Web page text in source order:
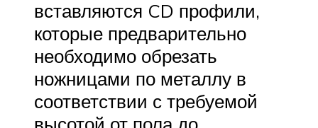
вставляются CD профили,
которые предварительно
необходимо обрезать
ножницами по металлу в
соответствии с требуемой